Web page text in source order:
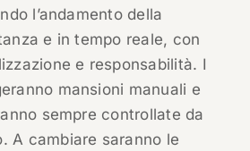
l’andamento della
e in tempo reale, con
e responsabilità. I
mansioni manuali e
sempre controllate da
A cambiare saranno le